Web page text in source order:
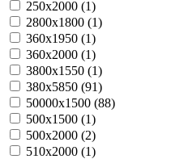
250х2000 (1)
2800х1800 (1)
360х1950 (1)
360х2000 (1)
3800х1550 (1)
380х5850 (91)
50000х1500 (88)
500х1500 (1)
500х2000 (2)
510х2000 (1)